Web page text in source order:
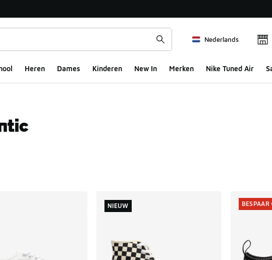
Nederlands
Heren Dames Kinderen New In Merken Nike Tuned Air
NIEUW BESPAAR